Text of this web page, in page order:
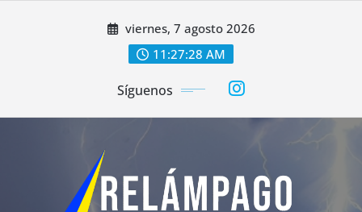
viernes, 7 agosto 2026
11:27:30 AM
Síguenos